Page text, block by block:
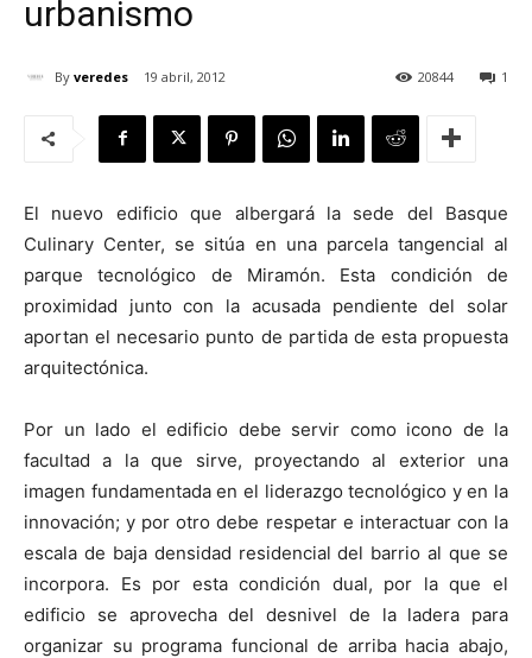
urbanismo
By veredes 19 abril, 2012 1
20844
El nuevo edificio que albergará la sede del Basque
Culinary Center, se sitúa en una parcela tangencial al
parque tecnológico de Miramón. Esta condición de
proximidad junto con la acusada pendiente del solar
aportan el necesario punto de partida de esta propuesta
arquitectónica.
Por un lado el edificio debe servir como icono de la
facultad a la que sirve, proyectando al exterior una
imagen fundamentada en el liderazgo tecnológico y en la
innovación; y por otro debe respetar e interactuar con la
escala de baja densidad residencial del barrio al que se
incorpora. Es por esta condición dual, por la que el
edificio se aprovecha del desnivel de la ladera para
organizar su programa funcional de arriba hacia abajo,